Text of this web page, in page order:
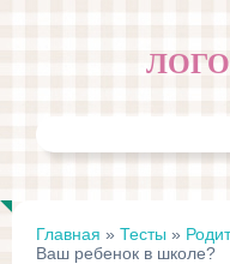
Главная » Тесты »
Ваш ребенок в школе?